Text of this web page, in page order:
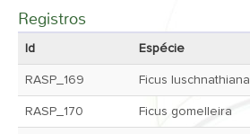
Unidades Depositárias
Atlas 2.1
Estatísticas
Sobre o Sinbiota
Registros
Id Espécie
RASP_169 Ficus luschnathiana
RASP_170 Ficus gomelleira